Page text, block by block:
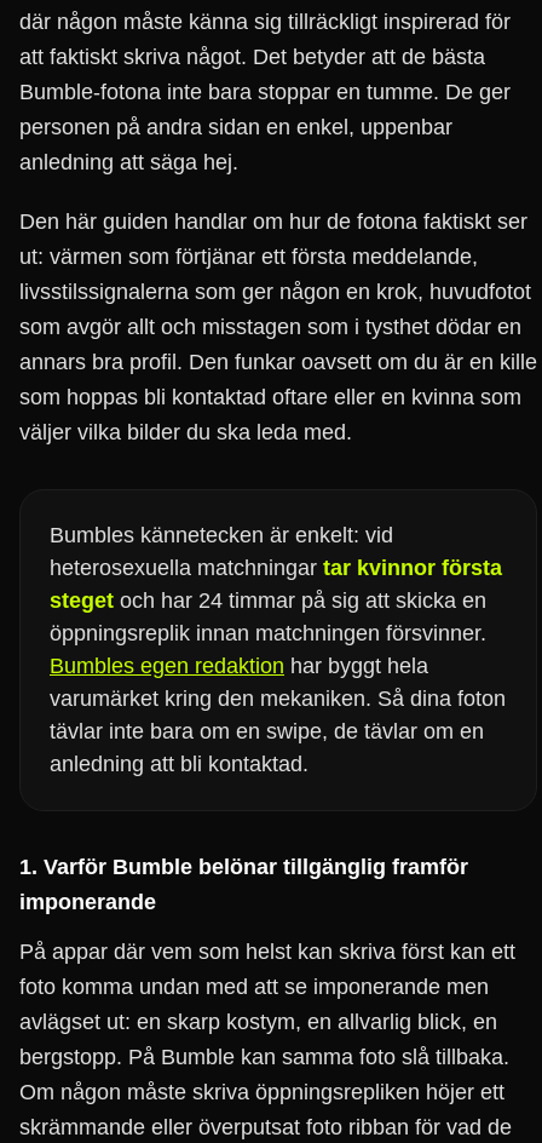
där någon måste känna sig tillräckligt inspirerad för
att faktiskt skriva något. Det betyder att de bästa
Bumble-fotona inte bara stoppar en tumme. De ger
personen på andra sidan en enkel, uppenbar
anledning att säga hej.
Den här guiden handlar om hur de fotona faktiskt ser
ut: värmen som förtjänar ett första meddelande,
livsstilssignalerna som ger någon en krok, huvudfotot
som avgör allt och misstagen som i tysthet dödar en
annars bra profil. Den funkar oavsett om du är en kille
som hoppas bli kontaktad oftare eller en kvinna som
väljer vilka bilder du ska leda med.
Bumbles kännetecken är enkelt: vid
heterosexuella matchningar tar kvinnor första
steget och har 24 timmar på sig att skicka en
öppningsreplik innan matchningen försvinner.
Bumbles egen redaktion har byggt hela
varumärket kring den mekaniken. Så dina foton
tävlar inte bara om en swipe, de tävlar om en
anledning att bli kontaktad.
1. Varför Bumble belönar tillgänglig framför
imponerande
På appar där vem som helst kan skriva först kan ett
foto komma undan med att se imponerande men
avlägset ut: en skarp kostym, en allvarlig blick, en
bergstopp. På Bumble kan samma foto slå tillbaka.
Om någon måste skriva öppningsrepliken höjer ett
skrämmande eller överputsat foto ribban för vad de